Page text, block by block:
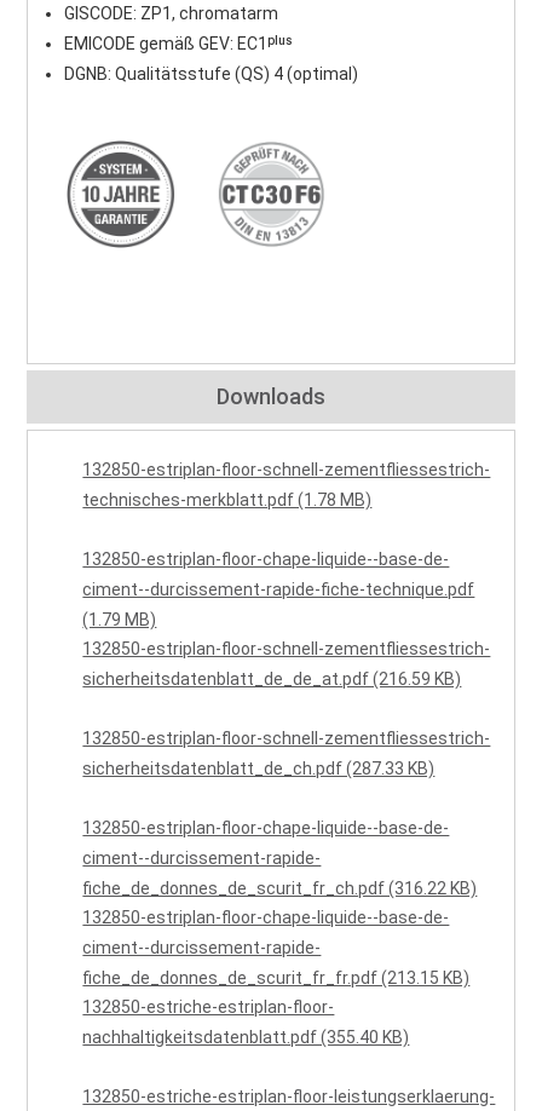
GISCODE: ZP1, chromatarm
EMICODE gemäß GEV: EC1ᵖˡᵘˢ
DGNB: Qualitätsstufe (QS) 4 (optimal)
Downloads
132850-estriplan-floor-schnell-zementfliessestrich-
technisches-merkblatt.pdf (1.78 MB)
132850-estriplan-floor-chape-liquide--base-de-
ciment--durcissement-rapide-fiche-technique.pdf
(1.79 MB)
132850-estriplan-floor-schnell-zementfliessestrich-
sicherheitsdatenblatt_de_de_at.pdf (216.59 KB)
132850-estriplan-floor-schnell-zementfliessestrich-
sicherheitsdatenblatt_de_ch.pdf (287.33 KB)
132850-estriplan-floor-chape-liquide--base-de-
ciment--durcissement-rapide-
fiche_de_donnes_de_scurit_fr_ch.pdf (316.22 KB)
132850-estriplan-floor-chape-liquide--base-de-
ciment--durcissement-rapide-
fiche_de_donnes_de_scurit_fr_fr.pdf (213.15 KB)
132850-estriche-estriplan-floor-
nachhaltigkeitsdatenblatt.pdf (355.40 KB)
132850-estriche-estriplan-floor-leistungserklaerung-